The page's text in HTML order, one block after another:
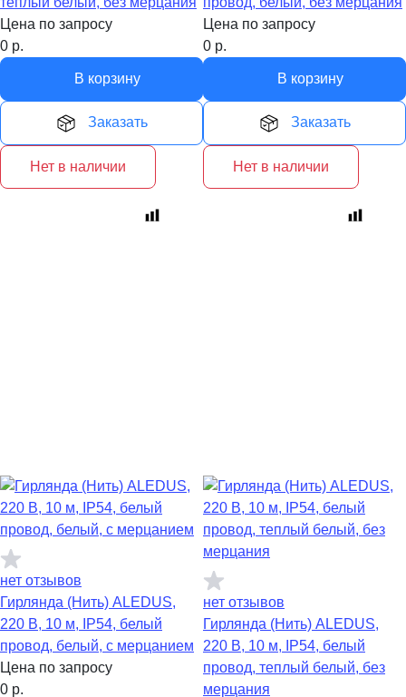
Цена по запросу
0 р.
В корзину
Заказать
Нет в наличии
Цена по запросу
0 р.
В корзину
Заказать
Нет в наличии
нет отзывов
Гирлянда (Нить) ALEDUS,
220 В, 10 м, IP54, белый
провод, белый, с мерцанием
Цена по запросу
0 р.
нет отзывов
Гирлянда (Нить) ALEDUS,
220 В, 10 м, IP54, белый
провод, теплый белый, без
мерцания